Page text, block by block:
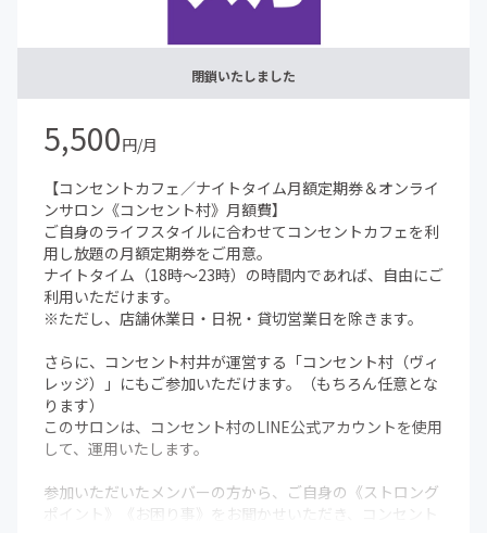
閉鎖いたしました
5,500円/月
【コンセントカフェ／ナイトタイム月額定期券＆オンライ
ンサロン《コンセント村》月額費】
ご自身のライフスタイルに合わせてコンセントカフェを利
用し放題の月額定期券をご用意。
ナイトタイム（18時〜23時）の時間内であれば、自由にご
利用いただけます。
※ただし、店舗休業日・日祝・貸切営業日を除きます。
さらに、コンセント村井が運営する「コンセント村（ヴィ
レッジ）」にもご参加いただけます。（もちろん任意とな
ります）
このサロンは、コンセント村のLINE公式アカウントを使用
して、運用いたします。
参加いただいたメンバーの方から、ご自身の《ストロング
ポイント》《お困り事》をお聞かせいただき、コンセント